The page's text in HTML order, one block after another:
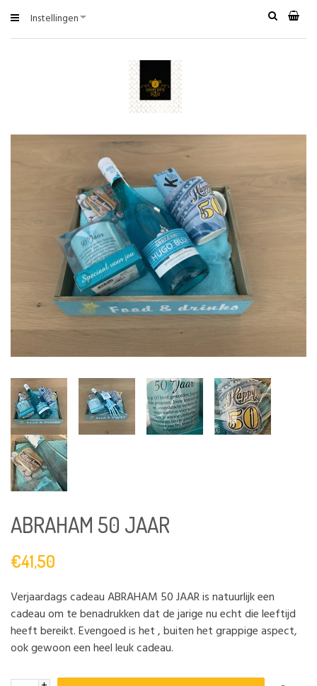
Instellingen
ABRAHAM 50 JAAR
€41,50
Verjaardags cadeau ABRAHAM 50 JAAR is natuurlijk een
cadeau om te benadrukken dat de jarige nu echt die leeftijd
heeft bereikt. Evengoed is het , buiten het grappige aspect,
ook gewoon een heel leuk cadeau.